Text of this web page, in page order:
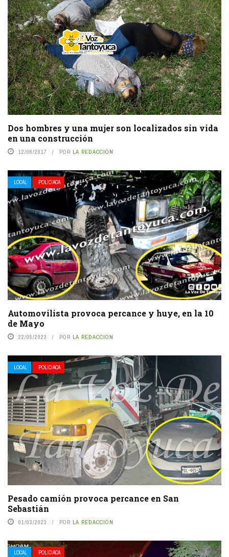
Dos hombres y una mujer son localizados sin vida
en una construcción
12/06/2017 POR LA REDACCIÓN
LOCAL POLICIACA
Automovilista provoca percance y huye, en la 10
de Mayo
22/05/2023 POR LA REDACCIÓN
LOCAL POLICIACA
Pesado camión provoca percance en San
Sebastián
01/03/2023 POR LA REDACCIÓN
LOCAL POLICIACA